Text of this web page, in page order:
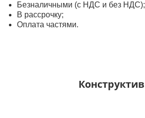
Безналичными (с НДС и без НДС);
В рассрочку;
Оплата частями.
Конструктив